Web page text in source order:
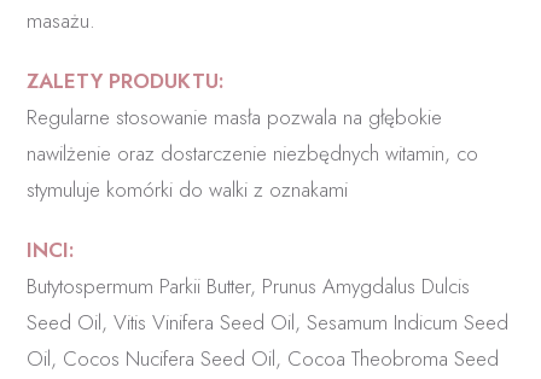
masażu.
ZALETY PRODUKTU:
Regularne stosowanie masła pozwala na głębokie
nawilżenie oraz dostarczenie niezbędnych witamin, co
stymuluje komórki do walki z oznakami
INCI:
Butytospermum Parkii Butter, Prunus Amygdalus Dulcis
Seed Oil, Vitis Vinifera Seed Oil, Sesamum Indicum Seed
Oil, Cocos Nucifera Seed Oil, Cocoa Theobroma Seed